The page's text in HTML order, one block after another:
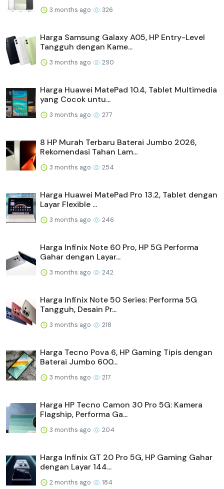
3 months ago 326
Harga Samsung Galaxy A05, HP Entry-Level
Tangguh dengan Kame...
3 months ago 290
Harga Huawei MatePad 10.4, Tablet Multimedia
yang Cocok untu...
3 months ago 277
8 HP Murah Terbaru Baterai Jumbo 2026,
Rekomendasi Tahan Lam...
3 months ago 254
Harga Huawei MatePad Pro 13.2, Tablet dengan
Layar Flexible ...
3 months ago 246
Harga Infinix Note 60 Pro, HP 5G Performa
Gahar dengan Layar...
3 months ago 242
Harga Infinix Note 50 Series: Performa 5G
Tangguh, Desain Pr...
3 months ago 218
Harga Tecno Pova 6, HP Gaming Tipis dengan
Baterai Jumbo 600...
3 months ago 217
Harga HP Tecno Camon 30 Pro 5G: Kamera
Flagship, Performa Ga...
3 months ago 204
Harga Infinix GT 20 Pro 5G, HP Gaming Gahar
dengan Layar 144...
2 months ago 184